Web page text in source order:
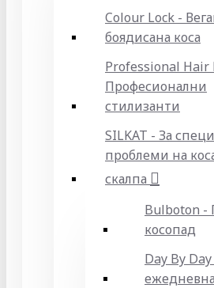
Colour Lock -
боядисана коса
Professional Hair
Професионални
стилизанти
SILKAT - За
проблеми на
скалпа
Bulboton -
косопад
Day By Day